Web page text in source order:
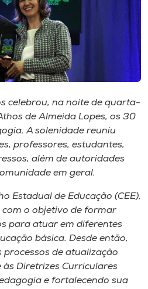
celebrou, na noite de quarta-
de Almeida Lopes, os 30
A solenidade reuniu
professores, estudantes,
além de autoridades
em geral.
Estadual de Educação (CEE),
o objetivo de formar
para atuar em diferentes
básica. Desde então,
de atualização
Diretrizes Curriculares
e fortalecendo sua